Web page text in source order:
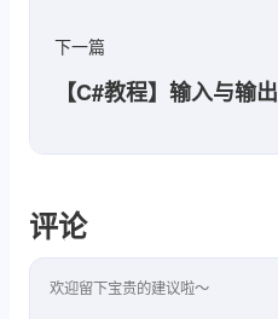
下一篇
【C#教程】输入与输出
评论
评论内容